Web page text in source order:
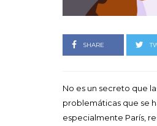
SHARE
No es un secreto que
problemáticas que se
especialmente París,